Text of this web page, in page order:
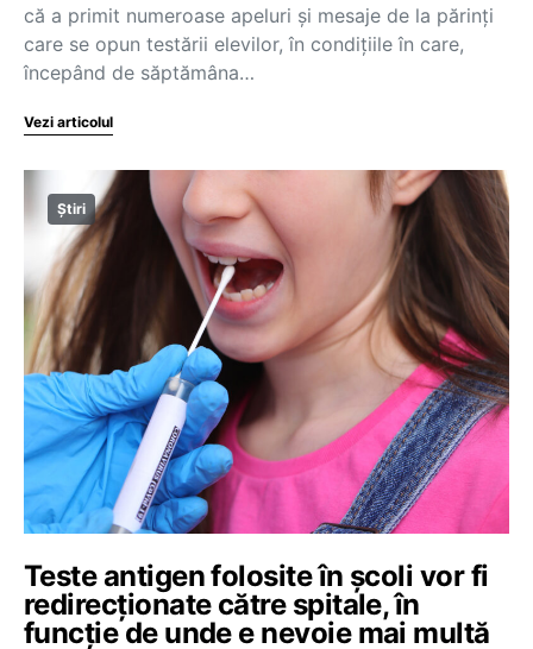
că a primit numeroase apeluri și mesaje de la părinți
care se opun testării elevilor, în condițiile în care,
începând de săptămâna…
Vezi articolul
Știri
Teste antigen folosite în școli vor fi
redirecționate către spitale, în
funcție de unde e nevoie mai multă